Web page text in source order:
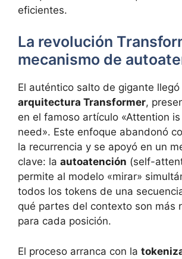
eficientes.
La revolución
mecanismo de
El auténtico salto de gigante llegó
arquitectura Transformer,
en el famoso artículo «Attention
need». Este enfoque abandonó
la recurrencia y se apoyó en un
clave: la autoatención (self-
permite al modelo «mirar»
todos los tokens de una
qué partes del contexto son más
para cada posición.
El proceso arranca con la